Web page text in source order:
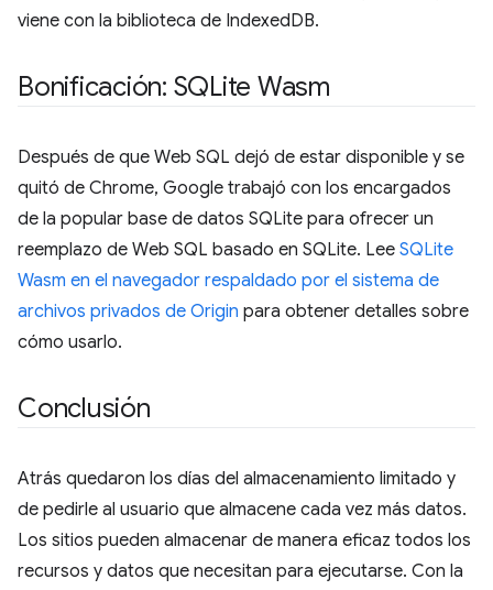
viene con la biblioteca de IndexedDB.
Bonificación: SQLite Wasm
Después de que Web SQL dejó de estar disponible y se
quitó de Chrome, Google trabajó con los encargados
de la popular base de datos SQLite para ofrecer un
reemplazo de Web SQL basado en SQLite. Lee SQLite
Wasm en el navegador respaldado por el sistema de
archivos privados de Origin para obtener detalles sobre
cómo usarlo.
Conclusión
Atrás quedaron los días del almacenamiento limitado y
de pedirle al usuario que almacene cada vez más datos.
Los sitios pueden almacenar de manera eficaz todos los
recursos y datos que necesitan para ejecutarse. Con la